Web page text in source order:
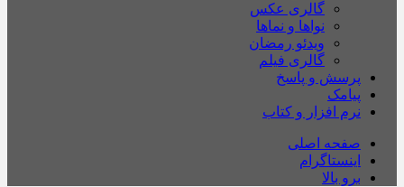
گالری عکس
نواها و نماها
ویدئو رمضان
گالری فیلم
پرسش و پاسخ
پیامک
نرم افزار و کتاب
صفحه اصلی
اینستاگرام
برو بالا